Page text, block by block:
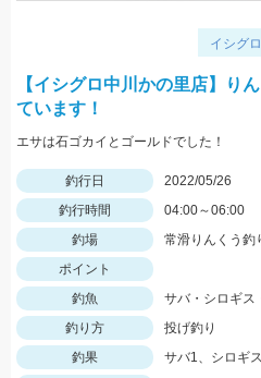
イシグ
【イシグロ中川かの里店】り
ています！
エサは石ゴカイとゴールドでした！
釣行日
2022/05/26
釣行時間
04:00～06:00
釣場
常滑りんくう釣
ポイント
釣魚
サバ・シロギス
釣り方
投げ釣り
釣果
サバ1、シロギ